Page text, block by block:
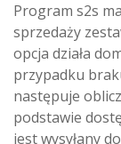
Program s2s
sprzedaży
opcja działa
przypadku
następuje
podstawie
jest wysyłany